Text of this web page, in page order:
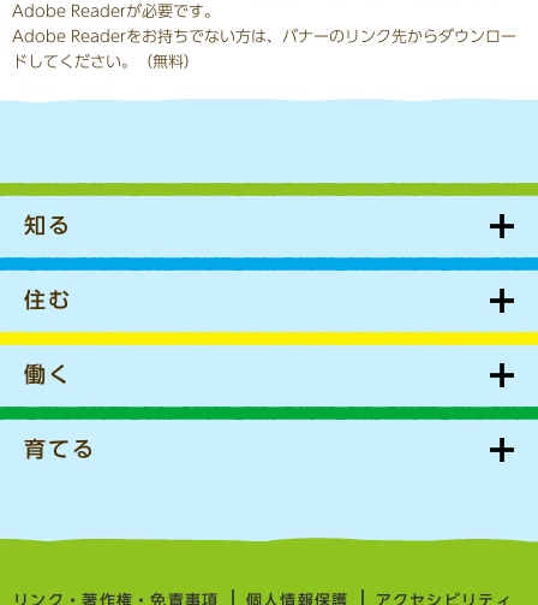
Adobe Readerが必要です。
Adobe Readerをお持ちでない方は、バナーのリンク先からダウンロー
ドしてください。（無料）
知る
住む
働く
育てる
リンク・著作権・免責事項 個人情報保護 アクセシビリティ